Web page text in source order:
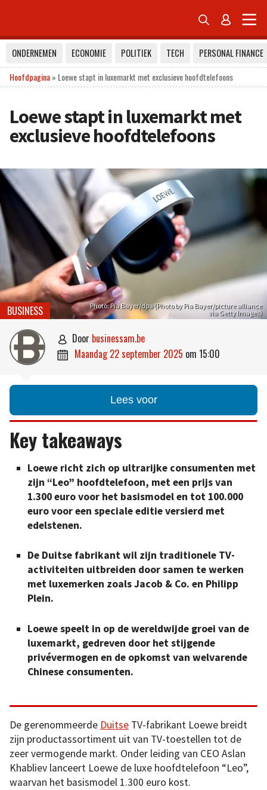
 
ONDERNEMEN ECONOMIE POLITIEK TECH
PERSONAL FINANCE
Hoofdpagina» Loewe stapt in luxemarkt met exclusieve hoofdtelefoons
Loewe stapt in luxemarkt met
exclusieve hoofdtelefoons
Photo: Pia Bayer/dpa (Photo by Pia Bayer/picture alliance
via Getty Images)
BUSINESS
 door businessam.be
 maandag 22 september 2025 om 15:00
Lees voor
Key takeaways
Loewe richt zich op ultrarijke consumenten met
zijn “Leo” hoofdtelefoon, met een prijs van
1.300 euro voor het basismodel en tot 100.000
euro voor een speciale editie versierd met
edelstenen.
De Duitse fabrikant wil zijn traditionele TV-
activiteiten uitbreiden door samen te werken
met luxemerken zoals Jacob & Co. en Philipp
Plein.
Loewe speelt in op de wereldwijde groei van de
luxemarkt, gedreven door het stijgende
privévermogen en de opkomst van welvarende
Chinese consumenten.
De gerenommeerde Duitse TV-fabrikant Loewe breidt
zijn productassortiment uit van TV-toestellen tot de
zeer vermogende markt. Onder leiding van CEO Aslan
Khabliev lanceert Loewe de luxe hoofdtelefoon “Leo”,
waarvan het basismodel 1.300 euro kost.